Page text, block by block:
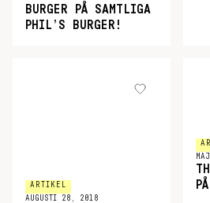
BURGER PÅ SAMTLIGA
PHIL’S BURGER!
ARTIKEL
AUGUSTI 28, 2018